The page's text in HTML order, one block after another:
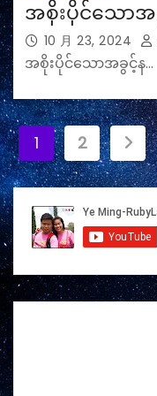
အစိုးပိုင်သောအ
10 月 23, 2024
အစိုးပိုင်သောအခွင့်န…
文
章
分
页
1 2